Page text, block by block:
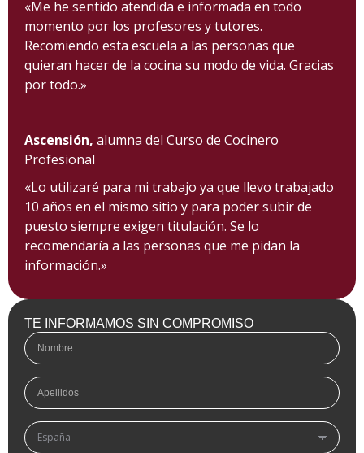
«Me he sentido atendida e informada en todo
momento por los profesores y tutores.
Recomiendo esta escuela a las personas que
quieran hacer de la cocina su modo de vida. Gracias
por todo.»
Ascensión, alumna del Curso de Cocinero
Profesional
«Lo utilizaré para mi trabajo ya que llevo trabajado
10 años en el mismo sitio y para poder subir de
puesto siempre exigen titulación. Se lo
recomendaría a las personas que me pidan la
información.»
TE INFORMAMOS SIN COMPROMISO